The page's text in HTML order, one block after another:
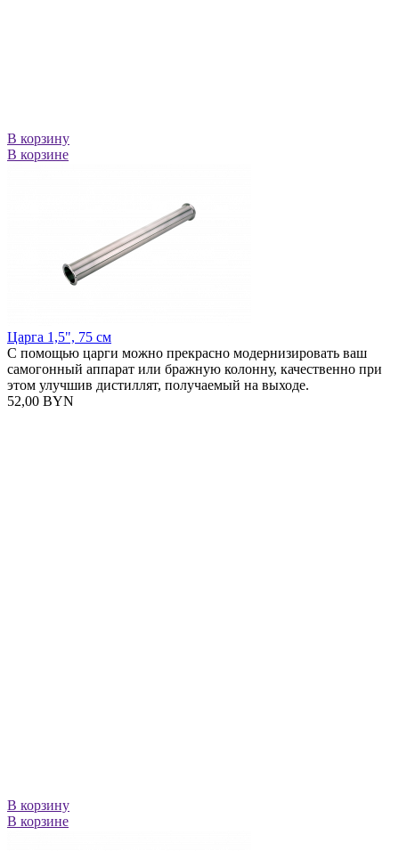
В корзину
В корзине
Царга 1,5", 75 см
С помощью царги можно прекрасно модернизировать ваш
самогонный аппарат или бражную колонну, качественно при
этом улучшив дистиллят, получаемый на выходе.
52,00 BYN
В корзину
В корзине